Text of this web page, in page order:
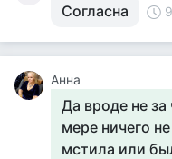
Согласна
Анна
Да вроде не за
мере ничего
мстила или